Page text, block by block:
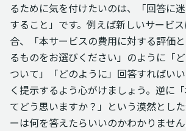
るために気を付けたいのは、「回答に
すること」です。例えば新しいサービ
合、「本サービスの費用に対する評価
るものをお選びください」のように「
ついて」「どのように」回答すればい
く提示するよう心がけましょう。逆に
てどう思いますか？」という漠然とし
ーは何を答えたらいいのかわかりませ